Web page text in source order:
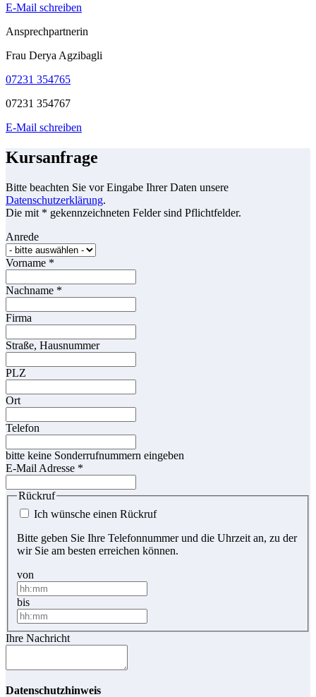
E-Mail schreiben
Ansprechpartnerin
Frau Derya Agzibagli
07231 354765
07231 354767
E-Mail schreiben
Kursanfrage
Bitte beachten Sie vor Eingabe Ihrer Daten unsere
Datenschutzerklärung.
Die mit * gekennzeichneten Felder sind Pflichtfelder.
Anrede
Vorname *
Nachname *
Firma
Straße, Hausnummer
PLZ
Ort
Telefon
bitte keine Sonderrufnummern eingeben
E-Mail Adresse *
Rückruf
Ich wünsche einen Rückruf
Bitte geben Sie Ihre Telefonnummer und die Uhrzeit an, zu der
wir Sie am besten erreichen können.
von
bis
Ihre Nachricht
Datenschutzhinweis